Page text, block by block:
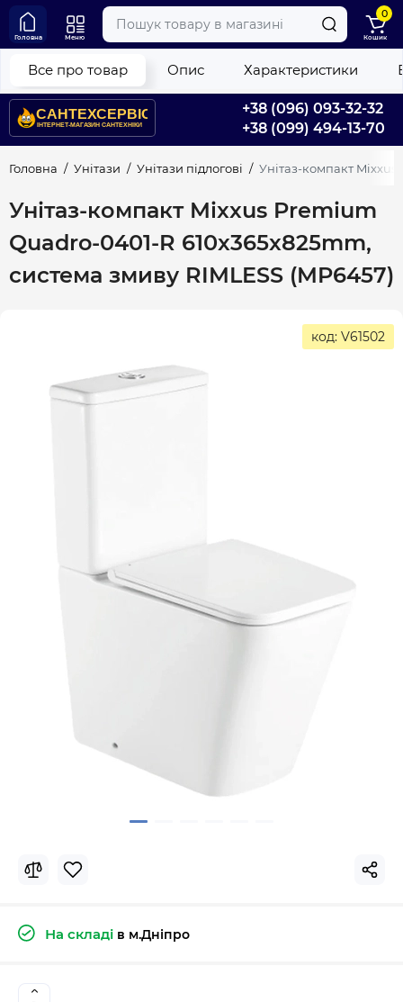
+38 (096) 093-32-32
+38 (099) 494-13-70
Головна Меню
0
Кошик
Головна Унітази Унітази підлогові Унітаз-компакт Mixxus
Унітаз-компакт Mixxus Premium
Quadro-0401-R 610x365x825mm,
система змиву RIMLESS (MP6457)
Все про товар Опис Характеристики
код: V61502
На складі в м.Дніпро